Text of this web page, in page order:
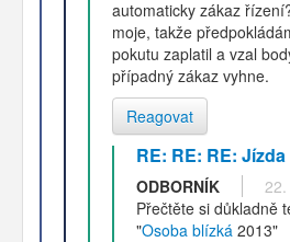
automaticky zákaz
moje, takže
pokutu zaplatil a vzal
případný zákaz vyhne.
Reagovat
RE: RE: RE:
ODBORNÍK
Přečtěte si důkladně
"Osoba blízká 2013"